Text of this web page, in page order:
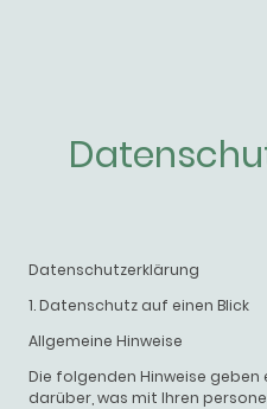
Datenschutzerklärung
1. Datenschutz auf einen Blick
Allgemeine Hinweise
Die folgenden Hinweise
darüber, was mit Ihren